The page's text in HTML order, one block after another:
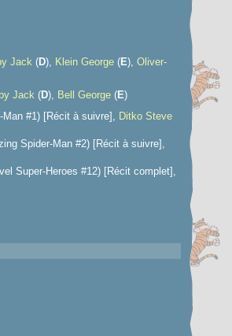
Jack (D), Klein George (E), Oliver-
Jack (D), Bell George (E)
Man #1) [Récit à suivre], Ditko Steve
Spider-Man #2) [Récit à suivre],
Super-Heroes #12) [Récit complet],